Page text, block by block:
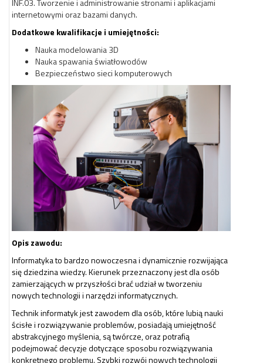
INF.03. Tworzenie i administrowanie stronami i aplikacjami
internetowymi oraz bazami danych.
Dodatkowe kwalifikacje i umiejętności:
Nauka modelowania 3D
Nauka spawania światłowodów
Bezpieczeństwo sieci komputerowych
Opis zawodu:
Informatyka to bardzo nowoczesna i dynamicznie rozwijająca
się dziedzina wiedzy. Kierunek przeznaczony jest dla osób
zamierzających w przyszłości brać udział w tworzeniu
nowych technologii i narzędzi informatycznych.
Technik informatyk jest zawodem dla osób, które lubią nauki
ścisłe i rozwiązywanie problemów, posiadają umiejętność
abstrakcyjnego myślenia, są twórcze, oraz potrafią
podejmować decyzje dotyczące sposobu rozwiązywania
konkretnego problemu. Szybki rozwój nowych technologii